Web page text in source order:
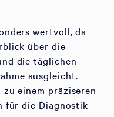
wertvoll, da
über die
die täglichen
ausgleicht.
einem präziseren
für die Diagnostik